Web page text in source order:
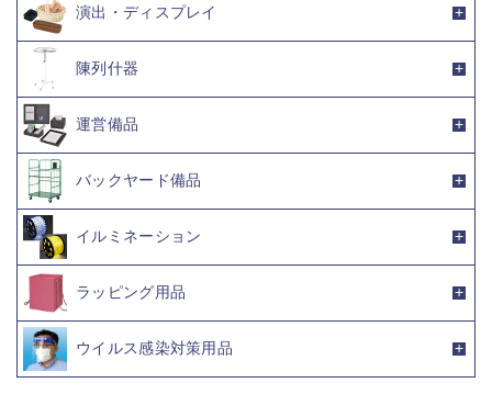
演出・ディスプレイ
陳列什器
運営備品
バックヤード備品
イルミネーション
ラッピング用品
ウイルス感染対策用品